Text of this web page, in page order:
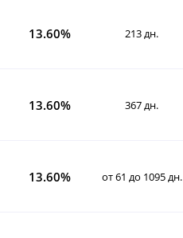
13.60% 213 дн.
13.60% 367 дн.
13.60% от 61 до 1095 дн.